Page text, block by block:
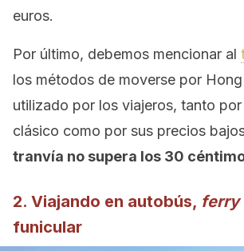
euros.
Por último, debemos mencionar al
los métodos de moverse por
utilizado por los viajeros, tanto
clásico como por sus precios
tranvía no supera los 30
2. Viajando en autobús, ferry
funicular